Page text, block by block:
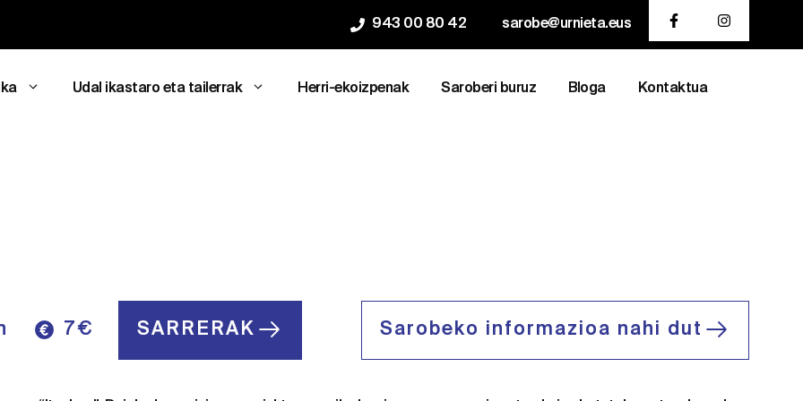
943 00 80 42 sarobe@urnieta.eus
Udal ikastaro eta tailerrak Herri-ekoizpenak Saroberi buruz Bloga Kontaktua
7 € SARRERAK Sarobeko informazioa nahi dut